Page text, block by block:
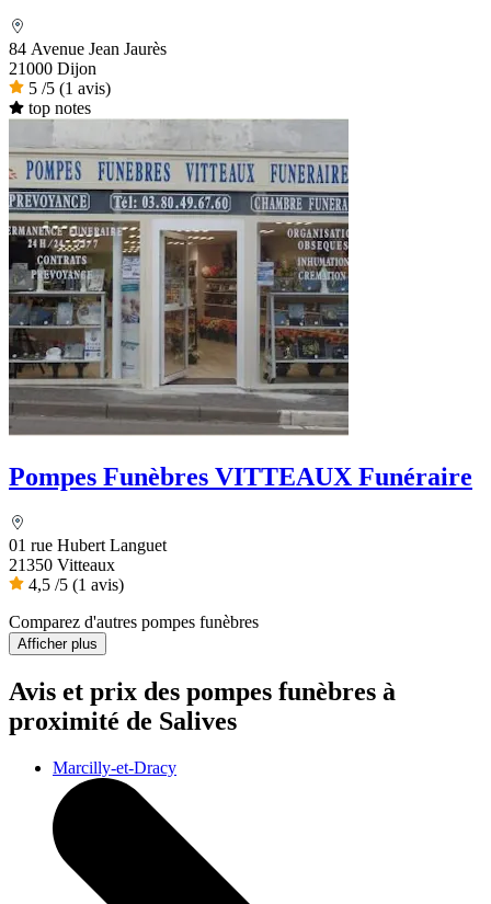
84 Avenue Jean Jaurès
21000 Dijon
5 /5 (1 avis)
top notes
Pompes Funèbres VITTEAUX Funéraire
01 rue Hubert Languet
21350 Vitteaux
4,5 /5 (1 avis)
Comparez d'autres pompes funèbres
Afficher plus
Avis et prix des pompes funèbres à
proximité de Salives
Marcilly-et-Dracy